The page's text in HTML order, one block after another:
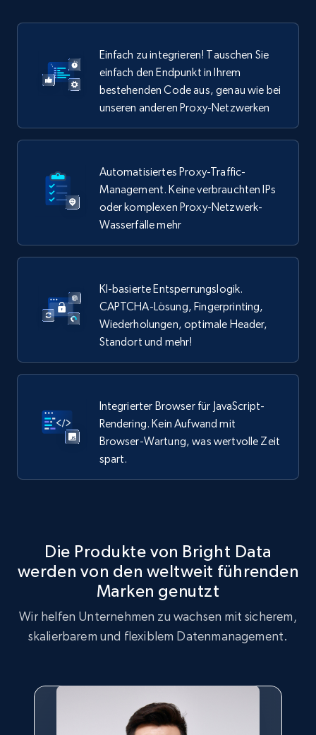
Einfach zu integrieren! Tauschen Sie
einfach den Endpunkt in Ihrem
bestehenden Code aus, genau wie bei
unseren anderen Proxy-Netzwerken
Automatisiertes Proxy-Traffic-
Management. Keine verbrauchten IPs
oder komplexen Proxy-Netzwerk-
Wasserfälle mehr
KI-basierte Entsperrungslogik.
CAPTCHA-Lösung, Fingerprinting,
Wiederholungen, optimale Header,
Standort und mehr!
Integrierter Browser für JavaScript-
Rendering. Kein Aufwand mit
Browser-Wartung, was wertvolle Zeit
spart.
Die Produkte von Bright Data
werden von den weltweit führenden
Marken genutzt
Wir helfen Unternehmen zu wachsen mit sicherem,
skalierbarem und flexiblem Datenmanagement.